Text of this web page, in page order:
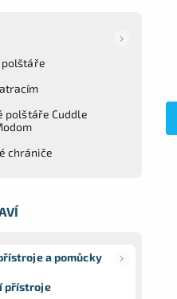
polštáře Cuddle
chrániče
a pomůcky
přístroje